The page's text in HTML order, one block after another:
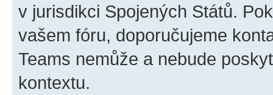
v jurisdikci Spojených Států.
vašem fóru, doporučujeme
Teams nemůže a nebude
kontextu.